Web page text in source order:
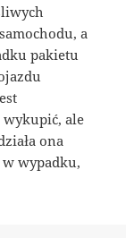
a
pakietu
wykupić, ale
ona
wypadku,